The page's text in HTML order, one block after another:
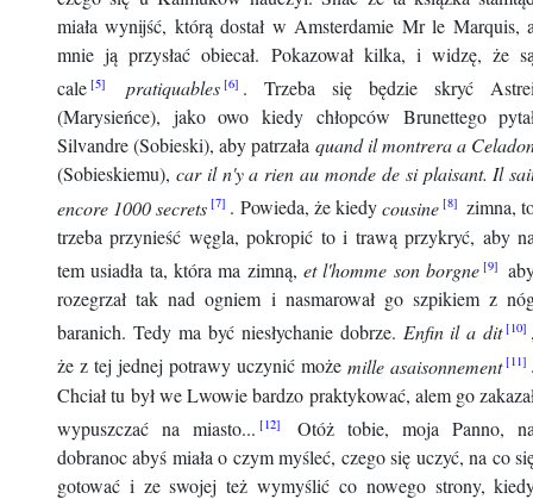
miała wynijść, którą dostał w Amsterdamie Mr le Marquis,
mnie ją przysłać obiecał. Pokazował kilka, i widzę, że
cale
pratiquables
. Trzeba się będzie skryć
(Marysieńce), jako owo kiedy chłopców Brunettego
Silvandre (Sobieski), aby patrzała quand il montrera a
(Sobieskiemu), car il n'y a rien au monde de si plaisant. Il
encore 1000 secrets
. Powieda, że kiedycousine
zimna,
trzeba przynieść węgla, pokropić to i trawą przykryć, aby
tem usiadła ta, która ma zimną, et l'homme son borgne
rozegrzał tak nad ogniem i nasmarował go szpikiem z
baranich. Tedy ma być niesłychanie dobrze. Enfin il a dit
że z tej jednej potrawy uczynić możemille asaisonnement
Chciał tu był we Lwowie bardzo praktykować, alem go
wypuszczać na miasto...
Otóż tobie, moja Panno,
dobranoc abyś miała o czym myśleć, czego się uczyć, na co
gotować i ze swojej też wymyślić co nowego strony,